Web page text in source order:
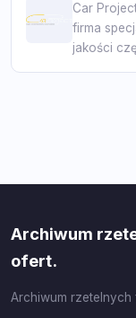
Car
firma
jakości
Archiwum
ofert.
Archiwum